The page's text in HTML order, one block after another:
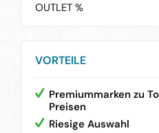
OUTLET %
VORTEILE
Premiummarken zu
Preisen
Riesige Auswahl